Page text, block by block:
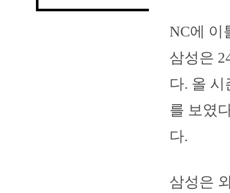
NC에 이
삼성은
다. 올
를 보였
다.
삼성은